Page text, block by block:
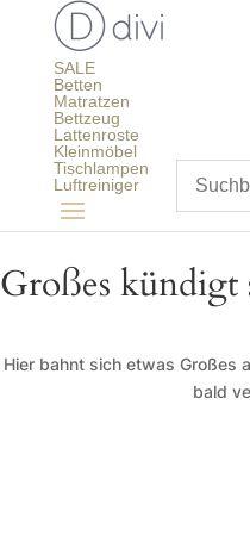
SALE
Betten
Matratzen
Bettzeug
Lattenroste
Kleinmöbel
Tischlampen
Luftreiniger
Großes kündigt
Hier bahnt sich etwas Großes
bald